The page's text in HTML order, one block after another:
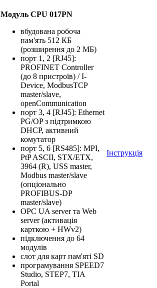
Модуль CPU 017PN
вбудована робоча
пам'ять 512 КБ
(розширення до 2 МБ)
порт 1, 2 [RJ45]:
PROFINET Controller
(до 8 пристроїв) / I-
Device, ModbusTCP
master/slave,
openCommunication
порт 3, 4 [RJ45]: Ethernet
PG/OP з підтримкою
DHCP, активний
комутатор
порт 5, 6 [RS485]: MPI,
PtP ASCII, STX/ETX,
3964 (R), USS master,
Modbus master/slave
(опціонально
PROFIBUS-DP
master/slave)
OPC UA server та Web
server (активація
карткою + HWv2)
підключення до 64
модулів
слот для карт пам'яті SD
програмування SPEED7
Studio, STEP7, TIA
Portal
Інструкція